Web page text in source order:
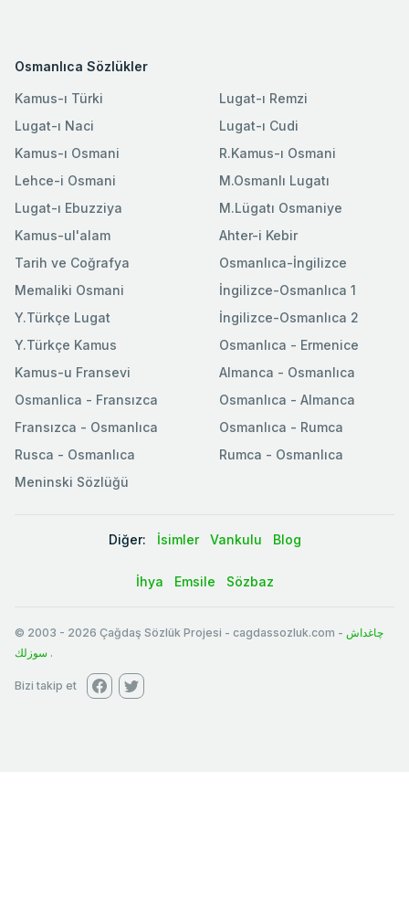
Osmanlıca Sözlükler
Kamus-ı Türki
Lugat-ı Naci
Kamus-ı Osmani
Lehce-i Osmani
Lugat-ı Ebuzziya
Lugat-ı Remzi
Lugat-ı Cudi
R.Kamus-ı Osmani
M.Osmanlı Lugatı
M.Lügatı Osmaniye
Kamus-ul'alam
Tarih ve Coğrafya
Memaliki Osmani
Y.Türkçe Lugat
Y.Türkçe Kamus
Ahter-i Kebir
Osmanlıca-İngilizce
İngilizce-Osmanlıca 1
İngilizce-Osmanlıca 2
Osmanlıca - Ermenice
Kamus-u Fransevi
Osmanlica - Fransızca
Fransızca - Osmanlıca
Rusca - Osmanlıca
Meninski Sözlüğü
Almanca - Osmanlıca
Osmanlıca - Almanca
Osmanlıca - Rumca
Rumca - Osmanlıca
Diğer: İsimler Vankulu Blog
İhya Emsile Sözbaz
© 2003 - 2026 Çağdaş Sözlük Projesi - cagdassozluk.com - چاغداش
سوزلك .
Bizi takip et